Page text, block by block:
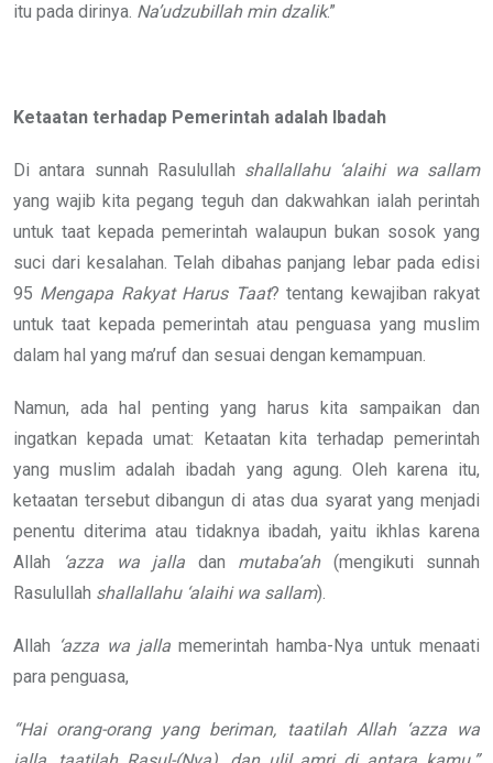
itu pada dirinya. Na’udzubillah min dzalik.”
Ketaatan terhadap Pemerintah adalah Ibadah
Di antara sunnah Rasulullah shallallahu ‘alaihi wa sallam
yang wajib kita pegang teguh dan dakwahkan ialah perintah
untuk taat kepada pemerintah walaupun bukan sosok yang
suci dari kesalahan. Telah dibahas panjang lebar pada edisi
95 Mengapa Rakyat Harus Taat? tentang kewajiban rakyat
untuk taat kepada pemerintah atau penguasa yang muslim
dalam hal yang ma’ruf dan sesuai dengan kemampuan.
Namun, ada hal penting yang harus kita sampaikan dan
ingatkan kepada umat: Ketaatan kita terhadap pemerintah
yang muslim adalah ibadah yang agung. Oleh karena itu,
ketaatan tersebut dibangun di atas dua syarat yang menjadi
penentu diterima atau tidaknya ibadah, yaitu ikhlas karena
Allah
‘azza wa jalla dan mutaba’ah(mengikuti sunnah
Rasulullah shallallahu ‘alaihi wa sallam).
Allah ‘azza wa jalla memerintah hamba-Nya untuk menaati
para penguasa,
“Hai orang-orang yang beriman, taatilah Allah ‘azza wa